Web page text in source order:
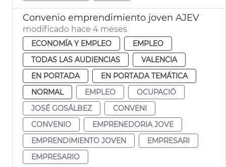
Convenio emprendimiento joven AJEV
modificado hace 4 meses
ECONOMÍA Y EMPLEO
EMPLEO
TODAS LAS AUDIENCIAS
VALENCIA
EN PORTADA
EN PORTADA TEMÁTICA
NORMAL
EMPLEO
OCUPACIÓ
JOSÉ GOSÁLBEZ
CONVENI
CONVENIO
EMPRENEDORIA JOVE
EMPRENDIMIENTO JOVEN
EMPRESARI
EMPRESARIO